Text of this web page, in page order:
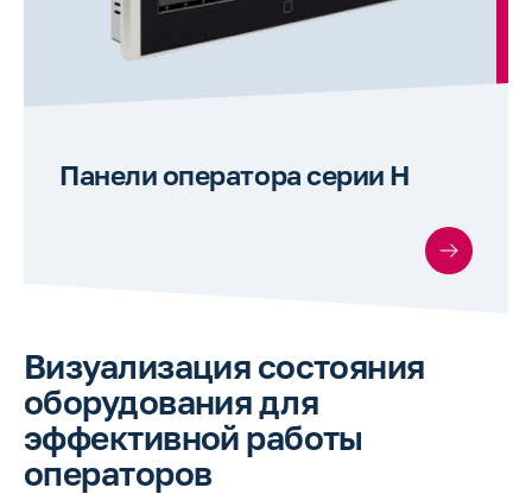
Панели оператора серии H
Визуализация состояния
оборудования для
эффективной работы
операторов